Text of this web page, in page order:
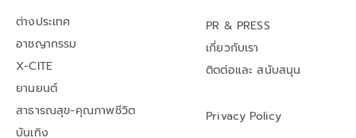
ต่างประเทศ
อาชญากรรม
X-CITE
ยานยนต์
สาธารณสุข-คุณภาพชีวิต
บันเทิง
PR & PRESS
เกี่ยวกับเรา
ติดต่อและ สนับสนุน
Privacy Policy